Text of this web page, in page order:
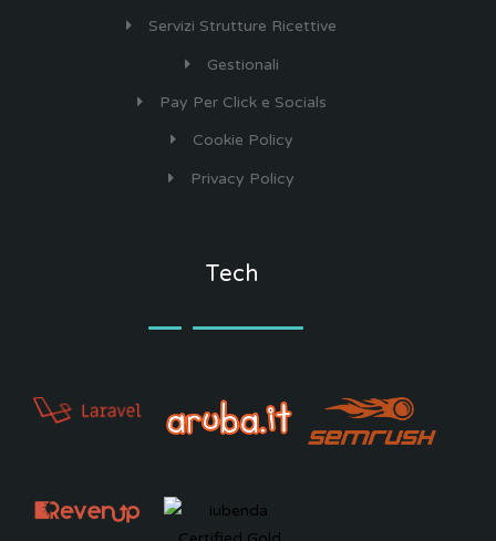
Servizi Strutture Ricettive
Gestionali
Pay Per Click e Socials
Cookie Policy
Privacy Policy
Tech